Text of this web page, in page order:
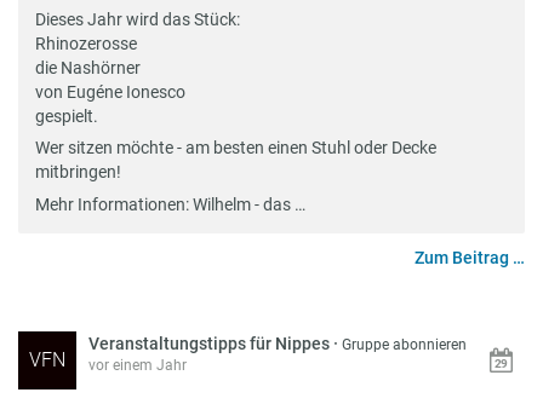
Dieses Jahr wird das Stück:
Rhinozerosse
die Nashörner
von Eugéne Ionesco
gespielt.
Wer sitzen möchte - am besten einen Stuhl oder Decke
mitbringen!
Mehr Informationen: Wilhelm - das …
Zum Beitrag …
VFN
Veranstaltungstipps für Nippes ·Gruppe abonnieren
vor einem Jahr